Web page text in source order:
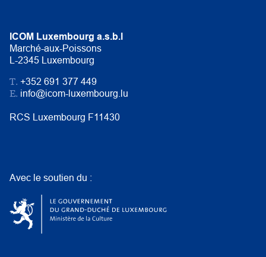
ICOM Luxembourg a.s.b.l
Marché-aux-Poissons
L-2345 Luxembourg
T. +352 691 377 449
E. info@icom-luxembourg.lu
RCS Luxembourg F11430
Avec le soutien du :